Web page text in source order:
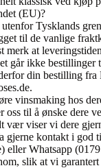
(EU)?
Tysklands
til de vanlige
merk at
går ikke bestillinger
din bestilling fra
vinsmaking hos
oss til å ønske dere
vær viser vi dere
gjerne kontakt i god
eller Whatsapp
slik at vi garantert